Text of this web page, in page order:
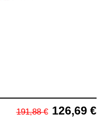
191,88 € 126,69 €